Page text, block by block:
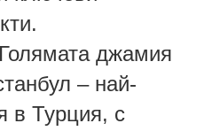
джамия
– най-
в Турция, с